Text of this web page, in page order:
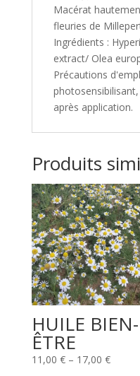
Macérat
fleuries de
Ingrédients :
extract/ Olea
Précautions
photosensibilisant,
après application.
Produits
HUILE BIEN-
ÊTRE
11,00 €– 17,00 €